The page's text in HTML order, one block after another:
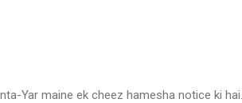
Yar maine ek cheez hamesha notice ki hai.